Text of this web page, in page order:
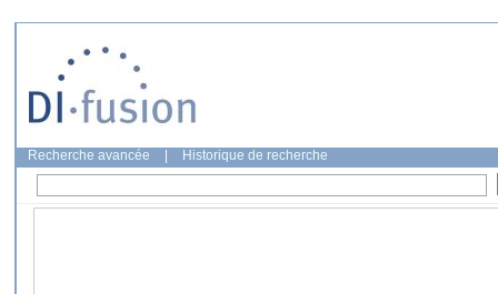
Recherche avancée Historique de recherche